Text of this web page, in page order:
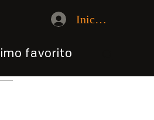
Iniciar sesión
favorito